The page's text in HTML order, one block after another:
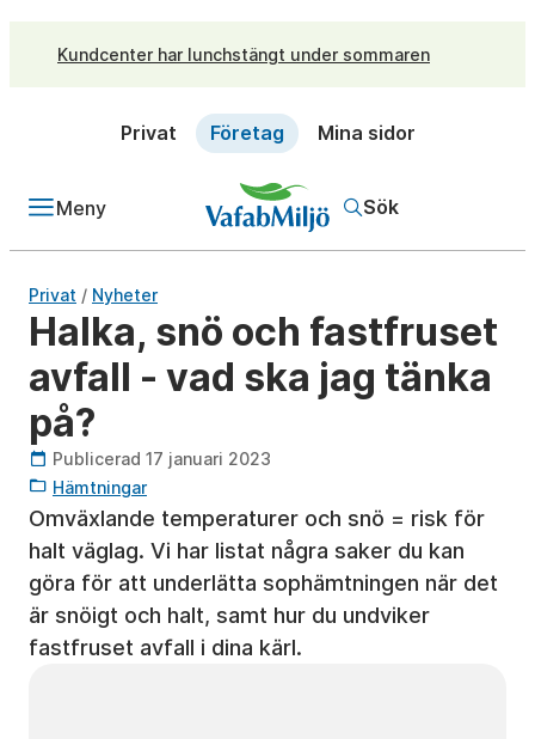
Kundcenter har lunchstängt under sommaren
Privat Företag Mina sidor
Meny Sök
Privat / Nyheter
Halka, snö och fastfruset
avfall - vad ska jag tänka
på?
Publicerad 17 januari 2023
Hämtningar
Omväxlande temperaturer och snö = risk för
halt väglag. Vi har listat några saker du kan
göra för att underlätta sophämtningen när det
är snöigt och halt, samt hur du undviker
fastfruset avfall i dina kärl.